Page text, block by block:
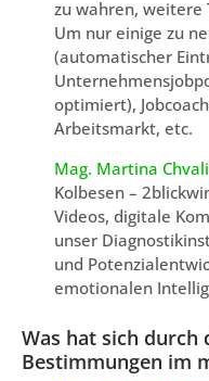
zu wahren, weitere
Um nur einige zu
(automatischer
optimiert),
Arbeitsmarkt, etc.
Mag. Martina
Kolbesen –
Videos, digitale
unser
und
emotionalen
Was hat sich durch
Bestimmungen im